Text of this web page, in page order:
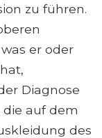
zu führen.
er oder
Diagnose
auf dem
des